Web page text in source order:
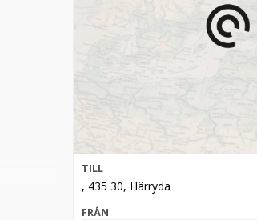
TILL
, 435 30, Härryda
FRÅN